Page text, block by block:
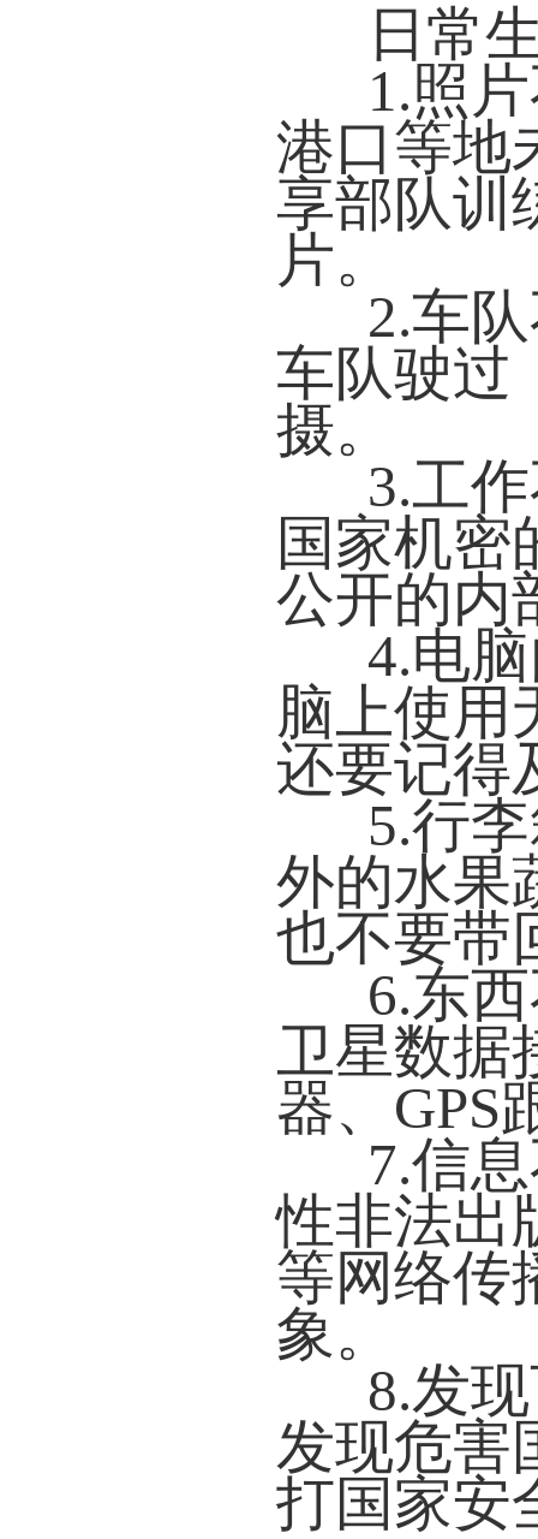
日常
1.照
港口等地
享部队训
片。
2.车
车队驶过
摄。
3.工
国家机密
公开的内
4.电
脑上使用
还要记得
5.行
外的水果
也不要带
6.东
卫星数据
器、GPS
7.信
性非法出
等网络传
象。
8.发
发现危害
打国家安